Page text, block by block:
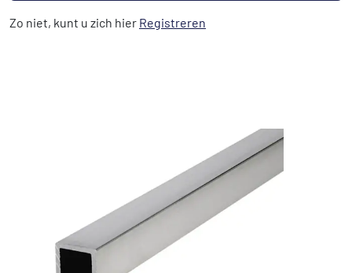
Zo niet, kunt u zich hier Registreren